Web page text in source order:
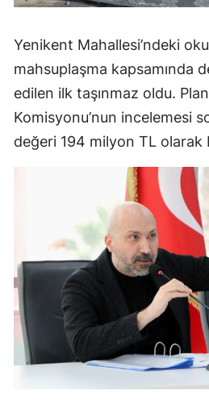
Yenikent Mahallesi’ndeki
mahsuplaşma kapsamında
edilen ilk taşınmaz oldu.
Komisyonu’nun incelemesi
değeri 194 milyon TL olarak